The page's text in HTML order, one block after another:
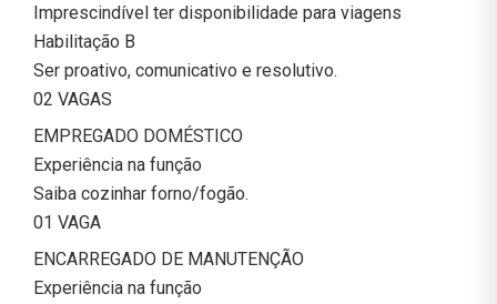
Imprescindível ter disponibilidade para viagens
Habilitação B
Ser proativo, comunicativo e resolutivo.
02 VAGAS
EMPREGADO DOMÉSTICO
Experiência na função
Saiba cozinhar forno/fogão.
01 VAGA
ENCARREGADO DE MANUTENÇÃO
Experiência na função